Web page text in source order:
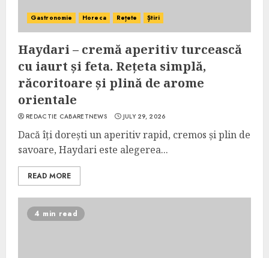
Gastronomie Horeca Rețete Știri
Haydari – cremă aperitiv turcească
cu iaurt și feta. Rețeta simplă,
răcoritoare și plină de arome
orientale
REDACTIE CABARETNEWS JULY 29, 2026
Dacă îți dorești un aperitiv rapid, cremos și plin de
savoare, Haydari este alegerea...
READ MORE
4 min read